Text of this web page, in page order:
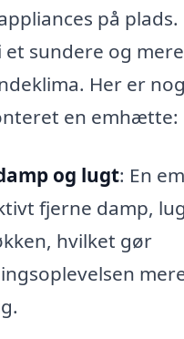
på
sundere og mere
Her er
en emhætte:
og lugt: En
fjerne damp,
hvilket gør